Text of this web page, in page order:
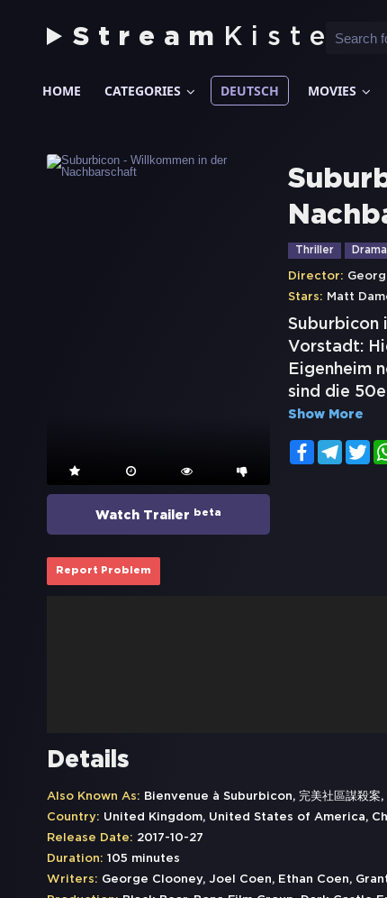
Stream Kiste
HOME CATEGORIES DEUTSCH MOVIES
Watch Trailer beta
Thriller Drama
Director:
Stars: Matt
Suburbicon
Vorstadt:
Eigenheim
sind die
Show More
Facebook
Report Problem
Details
Also Known As: Bienvenue à Suburbicon, 完美社區謀殺
Country: United Kingdom, United States of America,
Release Date: 2017-10-27
Duration: 105 minutes
Writers: George Clooney, Joel Coen, Ethan Coen,